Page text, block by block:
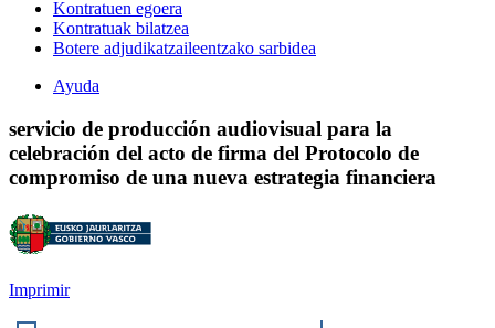
Kontratuen egoera
Kontratuak bilatzea
Botere adjudikatzaileentzako sarbidea
Ayuda
servicio de producción audiovisual para la
celebración del acto de firma del Protocolo de
compromiso de una nueva estrategia financiera
Imprimir